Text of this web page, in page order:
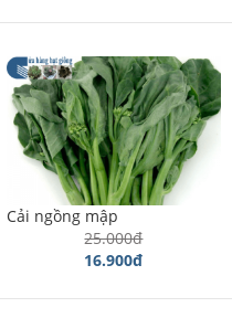
Cải ngồng mập
25.000đ
16.900đ